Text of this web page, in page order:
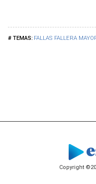
FALLAS FALLERA
Copyright